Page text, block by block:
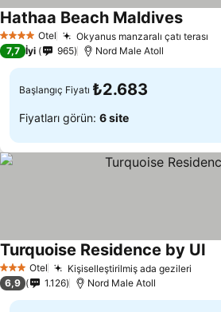
4 Yıldız Otel Okyanus manzaralı çatı terası
Hathaa Beach Maldives
7,7 İyi 965 Nord Male Atoll
Başlangıç Fiyatı ₺2.683
Fiyatları görün: 6 site
3 YıldızOtel Kişiselleştirilmiş ada gezileri
Turquoise Residence by UI
6,9 1.126 Nord Male Atoll